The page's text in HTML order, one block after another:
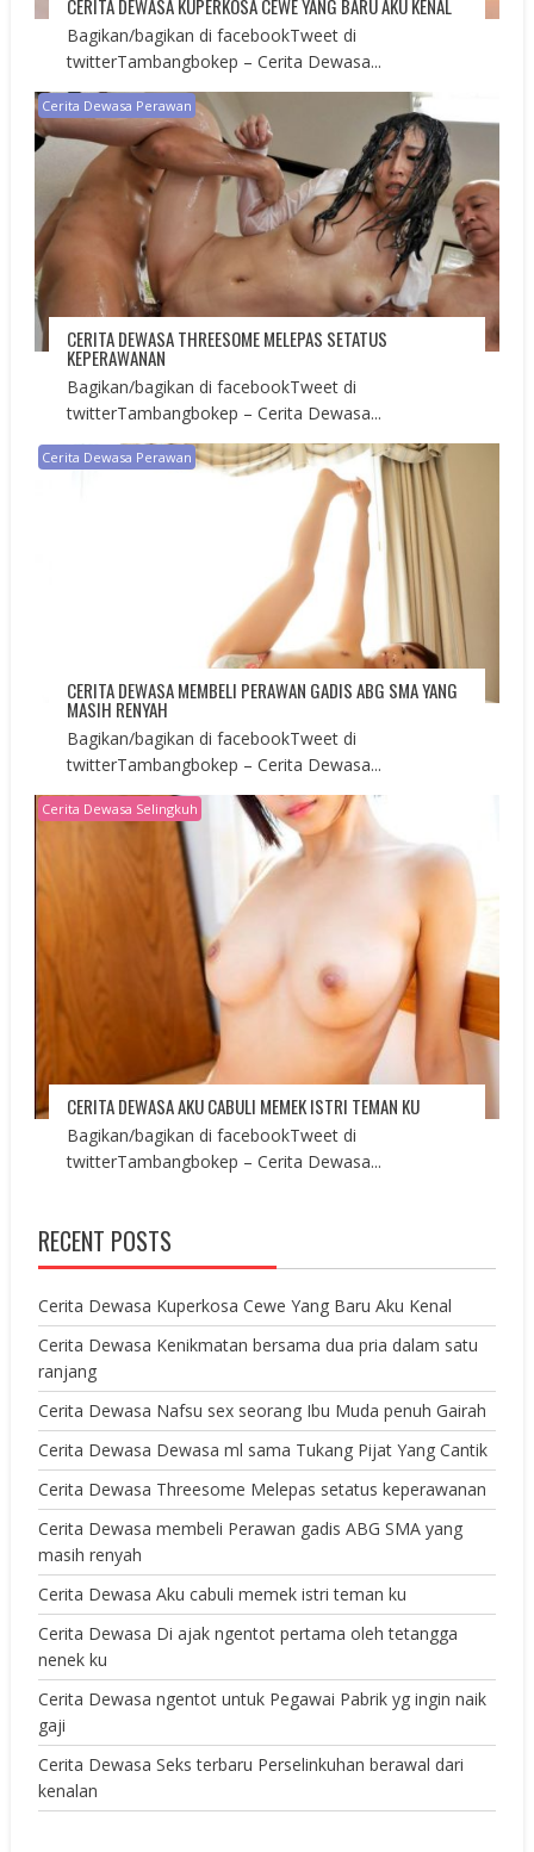
CERITA DEWASA KUPERKOSA CEWE YANG BARU AKU KENAL
Bagikan/bagikan di facebookTweet di
twitterTambangbokep – Cerita Dewasa...
Cerita Dewasa Perawan
CERITA DEWASA THREESOME MELEPAS SETATUS
KEPERAWANAN
Bagikan/bagikan di facebookTweet di
twitterTambangbokep – Cerita Dewasa...
Cerita Dewasa Perawan
CERITA DEWASA MEMBELI PERAWAN GADIS ABG SMA YANG
MASIH RENYAH
Bagikan/bagikan di facebookTweet di
twitterTambangbokep – Cerita Dewasa...
Cerita Dewasa Selingkuh
CERITA DEWASA AKU CABULI MEMEK ISTRI TEMAN KU
Bagikan/bagikan di facebookTweet di
twitterTambangbokep – Cerita Dewasa...
RECENT POSTS
Cerita Dewasa Kuperkosa Cewe Yang Baru Aku Kenal
Cerita Dewasa Kenikmatan bersama dua pria dalam satu
ranjang
Cerita Dewasa Nafsu sex seorang Ibu Muda penuh Gairah
Cerita Dewasa Dewasa ml sama Tukang Pijat Yang Cantik
Cerita Dewasa Threesome Melepas setatus keperawanan
Cerita Dewasa membeli Perawan gadis ABG SMA yang
masih renyah
Cerita Dewasa Aku cabuli memek istri teman ku
Cerita Dewasa Di ajak ngentot pertama oleh tetangga
nenek ku
Cerita Dewasa ngentot untuk Pegawai Pabrik yg ingin naik
gaji
Cerita Dewasa Seks terbaru Perselinkuhan berawal dari
kenalan